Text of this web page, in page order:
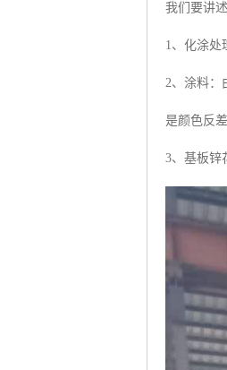
我们要讲
1、化涂处
2、涂料：
是颜色反
3、基板锌